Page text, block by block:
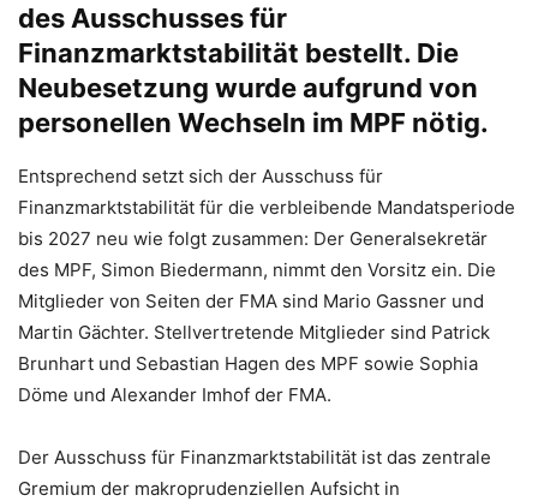
des Ausschusses für
Finanzmarktstabilität bestellt. Die
Neubesetzung wurde aufgrund von
personellen Wechseln im MPF nötig.
Entsprechend setzt sich der Ausschuss für
Finanzmarktstabilität für die verbleibende Mandatsperiode
bis 2027 neu wie folgt zusammen: Der Generalsekretär
des MPF, Simon Biedermann, nimmt den Vorsitz ein. Die
Mitglieder von Seiten der FMA sind Mario Gassner und
Martin Gächter. Stellvertretende Mitglieder sind Patrick
Brunhart und Sebastian Hagen des MPF sowie Sophia
Döme und Alexander Imhof der FMA.
Der Ausschuss für Finanzmarktstabilität ist das zentrale
Gremium der makroprudenziellen Aufsicht in